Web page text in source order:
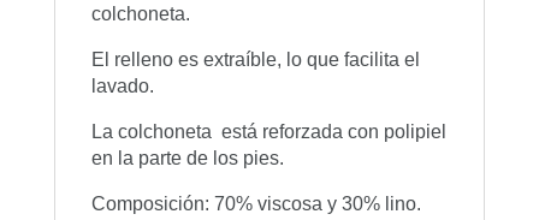
colchoneta.
El relleno es extraíble, lo que facilita el
lavado.
La colchoneta está reforzada con polipiel
en la parte de los pies.
Composición: 70% viscosa y 30% lino.